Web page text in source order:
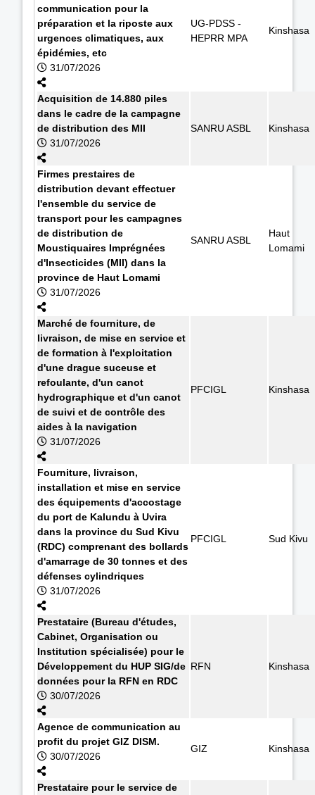
communication pour la
préparation et la riposte aux
urgences climatiques, aux
épidémies, etc
31/07/2026
UG-PDSS -
HEPRR MPA
Kinshasa
Acquisition de 14.880 piles
dans le cadre de la campagne
de distribution des MII
31/07/2026
SANRU ASBL Kinshasa
Firmes prestaires de
distribution devant effectuer
l'ensemble du service de
transport pour les campagnes
de distribution de
Moustiquaires Imprégnées
d'Insecticides (MII) dans la
province de Haut Lomami
31/07/2026
SANRU ASBL
Haut
Lomami
Marché de fourniture, de
livraison, de mise en service et
de formation à l'exploitation
d'une drague suceuse et
refoulante, d'un canot
hydrographique et d'un canot
de suivi et de contrôle des
aides à la navigation
31/07/2026
PFCIGL Kinshasa
Fourniture, livraison,
installation et mise en service
des équipements d'accostage
du port de Kalundu à Uvira
dans la province du Sud Kivu
(RDC) comprenant des bollards
d'amarrage de 30 tonnes et des
défenses cylindriques
31/07/2026
PFCIGL Sud Kivu
Prestataire (Bureau d'études,
Cabinet, Organisation ou
Institution spécialisée) pour le
Développement du HUP SIG/de
données pour la RFN en RDC
30/07/2026
RFN Kinshasa
Agence de communication au
profit du projet GIZ DISM.
30/07/2026
GIZ Kinshasa
Prestataire pour le service de